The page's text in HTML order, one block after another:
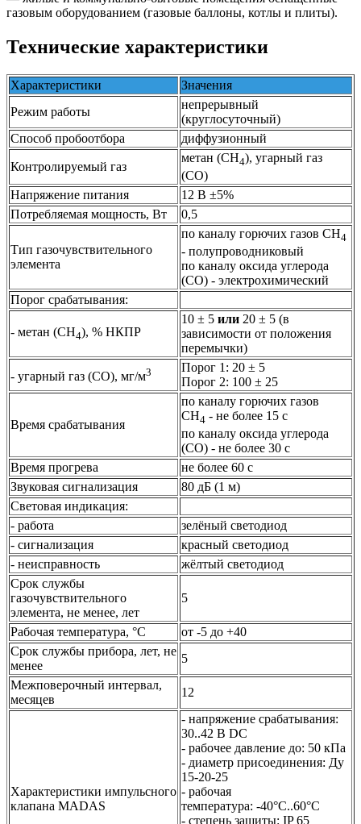
газовым оборудованием (газовые баллоны, котлы и плиты).
Технические характеристики
Характеристики
Значения
Режим работы
непрерывный
(круглосуточный)
Способ пробоотбора
диффузионный
Контролируемый газ
метан (СН4), угарный газ
(СО)
Напряжение питания
12 В ±5%
Потребляемая мощность, Вт
0,5
Тип газочувствительного
элемента
по каналу горючих газов CH4
- полупроводниковый
по каналу оксида углерода
(CO) - электрохимический
Порог срабатывания:
- метан (CH4), % НКПР
10 ± 5 или 20 ± 5 (в
зависимости от положения
перемычки)
- угарный газ (CO), мг/м3
Порог 1: 20 ± 5
Порог 2: 100 ± 25
Время срабатывания
по каналу горючих газов
CH4 - не более 15 с
по каналу оксида углерода
(CO) - не более 30 с
Время прогрева
не более 60 с
Звуковая сигнализация
80 дБ (1 м)
Световая индикация:
- работа
зелёный светодиод
- сигнализация
красный светодиод
- неисправность
жёлтый светодиод
Срок службы
газочувствительного
элемента, не менее, лет
5
Рабочая температура, °C
от -5 до +40
Срок службы прибора, лет, не
менее
5
Межповерочный интервал,
месяцев
12
Характеристики импульсного
клапана MADAS
- напряжение срабатывания:
30..42 B DC
- рабочее давление до: 50 кПа
- диаметр присоединения: Ду
15-20-25
- рабочая
температура: -40°С..60°С
- степень защиты: IP 65